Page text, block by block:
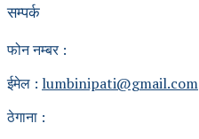
सम्पर्क
फोन नम्बर :
ईमेल : lumbinipati@gmail.com
ठेगाना :